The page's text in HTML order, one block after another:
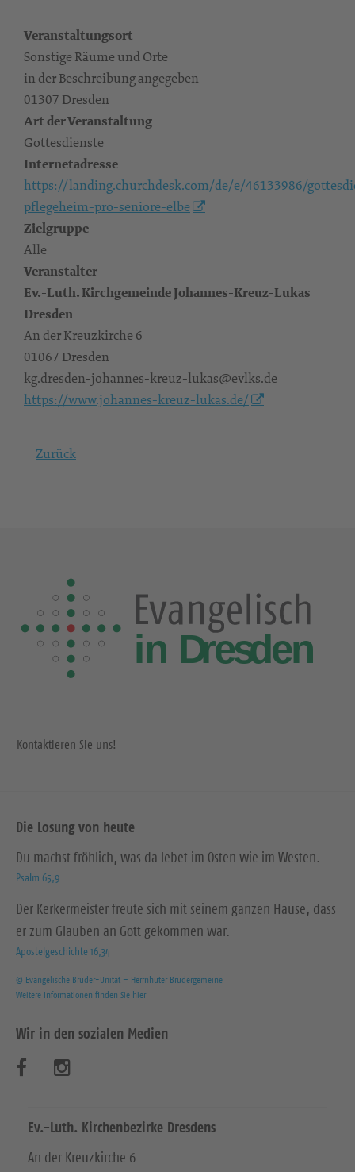
Veranstaltungsort
Sonstige Räume und Orte
in der Beschreibung angegeben
01307 Dresden
Art der Veranstaltung
Gottesdienste
Internetadresse
https://landing.churchdesk.com/de/e/46133986/
pflegeheim-pro-seniore-elbe
Zielgruppe
Alle
Veranstalter
Ev.-Luth. Kirchgemeinde Johannes-Kreuz-Lukas
Dresden
An der Kreuzkirche 6
01067 Dresden
kg.dresden-johannes-kreuz-lukas@evlks.de
https://www.johannes-kreuz-lukas.de/
Zurück
Kontaktieren Sie uns!
Die Losung von heute
Du machst fröhlich, was da lebet im Osten wie im Westen.
Psalm 65,9
Der Kerkermeister freute sich mit seinem ganzen Hause, dass
er zum Glauben an Gott gekommen war.
Apostelgeschichte 16,34
© Evangelische Brüder-Unität – Herrnhuter Brüdergemeine
Weitere Informationen finden Sie hier
Wir in den sozialen Medien
s
u
s
u
Ev.-Luth. Kirchenbezirke Dresdens
An der Kreuzkirche 6